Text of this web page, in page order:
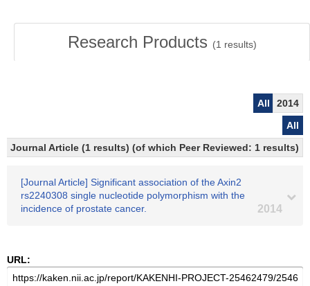
Research Products (1 results)
All
2014
All
Journal Article (1 results) (of which Peer Reviewed: 1 results)
[Journal Article] Significant association of the Axin2
rs2240308 single nucleotide polymorphism with the
incidence of prostate cancer.
2014
URL: